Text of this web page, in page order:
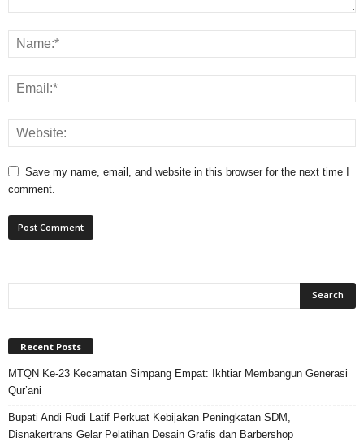
Save my name, email, and website in this browser for the next time I
comment.
Recent Posts
MTQN Ke-23 Kecamatan Simpang Empat: Ikhtiar Membangun Generasi
Qur’ani
Bupati Andi Rudi Latif Perkuat Kebijakan Peningkatan SDM,
Disnakertrans Gelar Pelatihan Desain Grafis dan Barbershop